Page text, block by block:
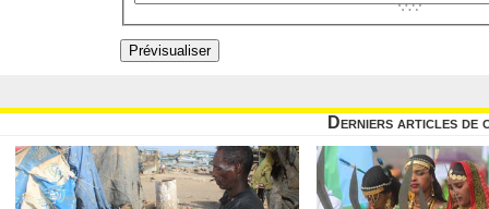
Derniers articles de